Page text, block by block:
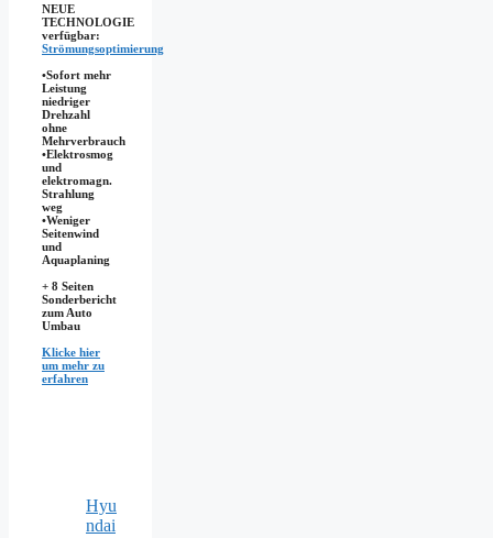
NEUE
TECHNOLOGIE
verfügbar:
Strömungsoptimierung
•Sofort mehr
Leistung
niedriger
Drehzahl
ohne
Mehrverbrauch
•Elektrosmog
und
elektromagn.
Strahlung
weg
•​Weniger
Seitenwind
und
Aquaplaning
+ 8 Seiten
Sonderbericht
zum Auto
Umbau
Klicke hier
um mehr zu
erfahren
Hyu
ndai